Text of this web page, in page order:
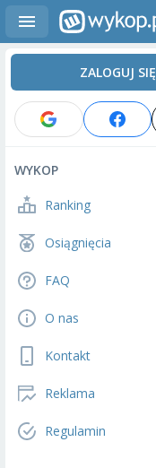
ZALOGUJ SIĘ
WYKOP
Ranking
Osiągnięcia
FAQ
O nas
Kontakt
Reklama
Regulamin